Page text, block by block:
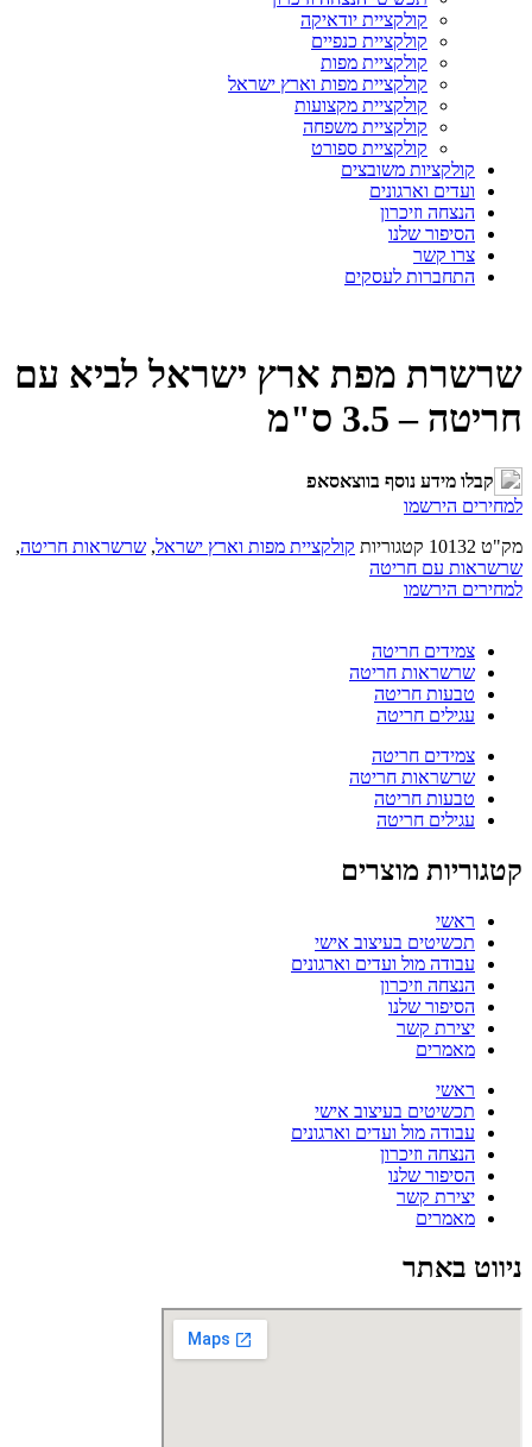
קולקציית יודאיקה
קולקציית כנפיים
קולקציית מפות
קולקציית מפות וארץ ישראל
קולקציית מקצועות
קולקציית משפחה
קולקציית ספורט
קולקציות משובצים
ועדים וארגונים
הנצחה וזיכרון
הסיפור שלנו
צרו קשר
התחברות לעסקים
שרשרת מפת ארץ ישראל לביא עם
חריטה – 3.5 ס"מ
קבלו מידע נוסף בווצאסאפ
למחירים הירשמו
מק"ט 10132 קטגוריות קולקציית מפות וארץ ישראל, שרשראות חריטה,
שרשראות עם חריטה
למחירים הירשמו
צמידים חריטה
שרשראות חריטה
טבעות חריטה
עגילים חריטה
צמידים חריטה
שרשראות חריטה
טבעות חריטה
עגילים חריטה
קטגוריות מוצרים
ראשי
תכשיטים בעיצוב אישי
עבודה מול ועדים וארגונים
הנצחה וזיכרון
הסיפור שלנו
יצירת קשר
מאמרים
ראשי
תכשיטים בעיצוב אישי
עבודה מול ועדים וארגונים
הנצחה וזיכרון
הסיפור שלנו
יצירת קשר
מאמרים
ניווט באתר